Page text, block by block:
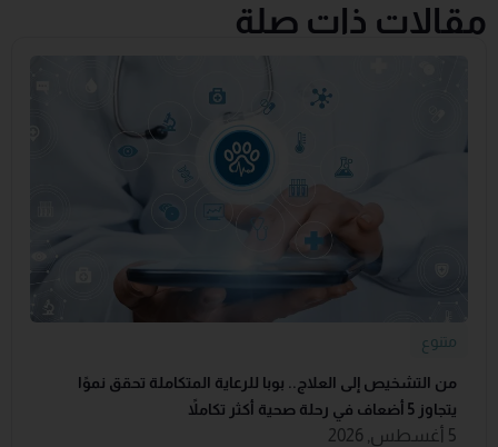
مقالات ذات صلة
متنوع
من التشخيص إلى العلاج.. بوبا للرعاية المتكاملة تحقق نموًا
يتجاوز 5 أضعاف في رحلة صحية أكثر تكاملاً
5 أغسطس, 2026